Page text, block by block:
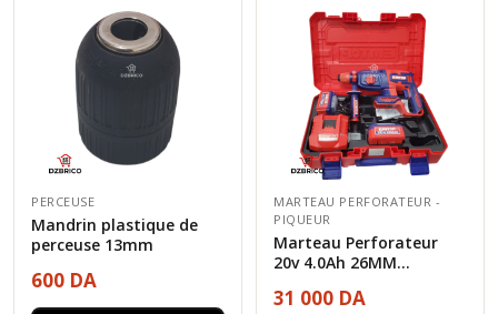
PERCEUSE
Mandrin plastique de
perceuse 13mm
600 DA
MARTEAU PERFORATEUR -
PIQUEUR
Marteau Perforateur
20v 4.0Ah 26MM...
31 000 DA